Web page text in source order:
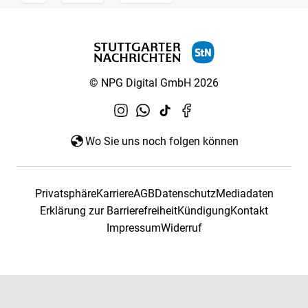
© NPG Digital GmbH 2026
Wo Sie uns noch folgen können
PrivatsphäreKarriereAGBDatenschutzMediadaten
Erklärung zur BarrierefreiheitKündigungKontakt
ImpressumWiderruf